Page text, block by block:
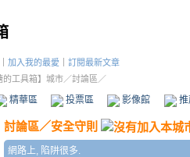
加入我的最愛
訂閱最新文章
的工具箱】城市／討論區／
精華區 投票區 影像館
討論區／安全守則
網路上, 陷阱很多.